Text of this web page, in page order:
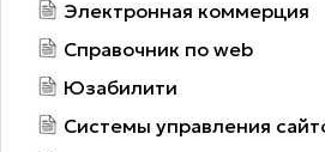
Электронная коммерция
Справочник по web
Юзабилити
Системы управления